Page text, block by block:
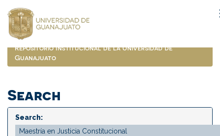
navigation
Repositorio Institucional de la Universidad de
Guanajuato
Search
Search: